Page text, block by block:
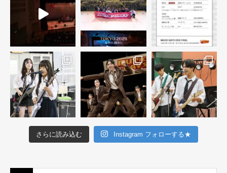
さらに読み込む Instagram フォローする★